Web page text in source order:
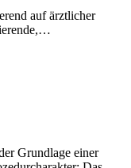
auf ärztlicher
Grundlage einer